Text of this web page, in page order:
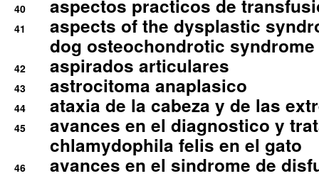
40 aspectos practicos de
41
aspects of the dysplastic
dog osteochondrotic syndrome
42 aspirados articulares
43 astrocitoma anaplasico
44 ataxia de la cabeza y de las
45
avances en el diagnostico y
chlamydophila felis en el gato
46
avances en el sindrome de